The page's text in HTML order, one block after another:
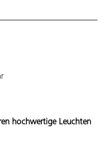
hochwertige Leuchten